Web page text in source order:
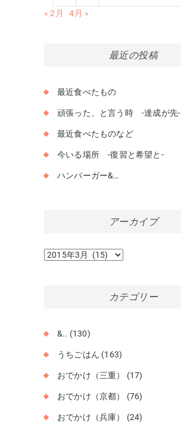
« 2月
4月 »
最近の投稿
最近食べたもの
頑張った、と言う時 -達成が先-
最近食べたものなど
今いる場所 -復習と希望と-
ハンバーガー&…
アーカイブ
ア
カテゴリー
&.. (130)
うちごはん (163)
おでかけ（三重） (17)
おでかけ（京都） (76)
おでかけ（兵庫） (24)